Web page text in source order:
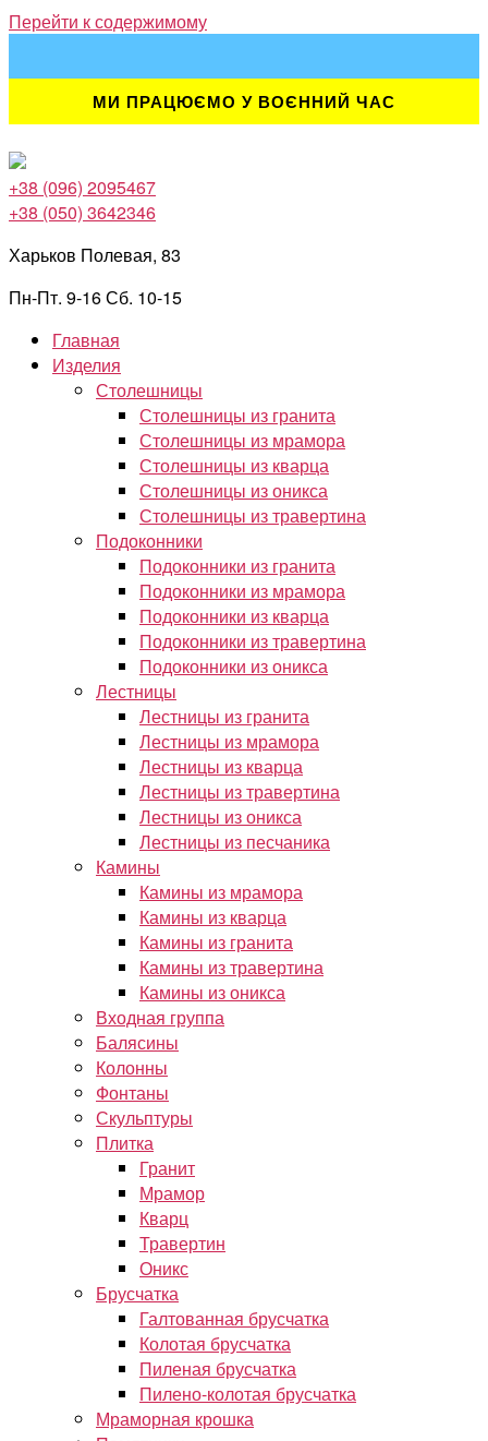
Перейти к содержимому
МИ ПРАЦЮЄМО У ВОЄННИЙ ЧАС
+38 (096) 2095467
+38 (050) 3642346
Харьков Полевая, 83
Пн-Пт. 9-16 Сб. 10-15
Главная
Изделия
Столешницы
Столешницы из гранита
Столешницы из мрамора
Столешницы из кварца
Столешницы из оникса
Столешницы из травертина
Подоконники
Подоконники из гранита
Подоконники из мрамора
Подоконники из кварца
Подоконники из травертина
Подоконники из оникса
Лестницы
Лестницы из гранита
Лестницы из мрамора
Лестницы из кварца
Лестницы из травертина
Лестницы из оникса
Лестницы из песчаника
Камины
Камины из мрамора
Камины из кварца
Камины из гранита
Камины из травертина
Камины из оникса
Входная группа
Балясины
Колонны
Фонтаны
Скульптуры
Плитка
Гранит
Мрамор
Кварц
Травертин
Оникс
Брусчатка
Галтованная брусчатка
Колотая брусчатка
Пиленая брусчатка
Пилено-колотая брусчатка
Мраморная крошка